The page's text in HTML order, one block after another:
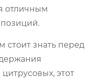
отличным
стоит знать перед
этот